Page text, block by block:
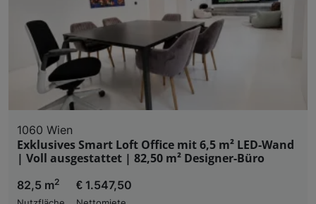
1060 Wien
Exklusives Smart Loft Office mit 6,5 m² LED-Wand
| Voll ausgestattet | 82,50 m² Designer-Büro
82,5 m2
€ 1.547,50